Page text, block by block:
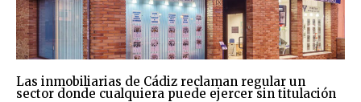
Las inmobiliarias de Cádiz reclaman regular un
sector donde cualquiera puede ejercer sin titulación